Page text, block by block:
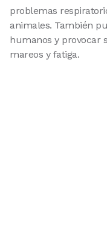
problemas
animales. También
humanos y provocar
mareos y fatiga.